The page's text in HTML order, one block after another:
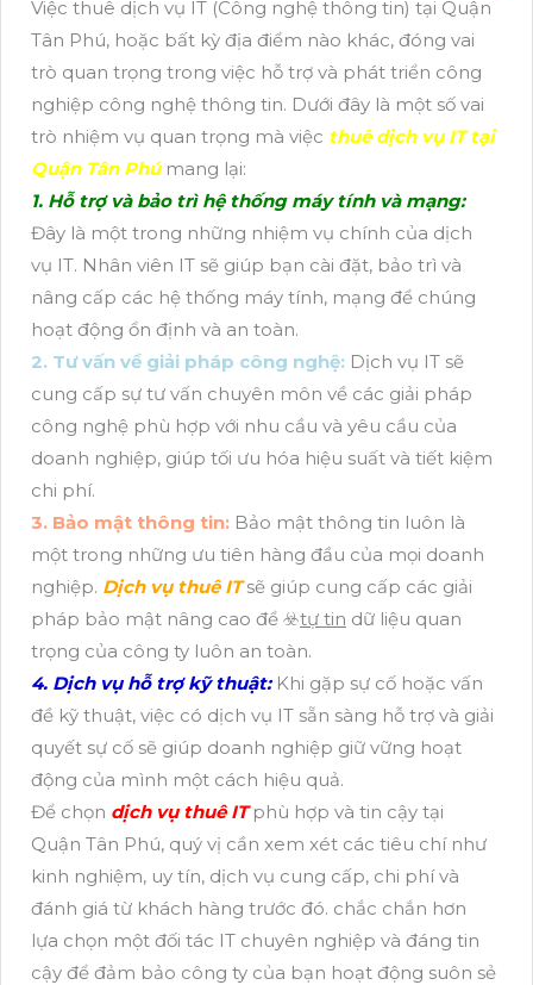
Việc thuê dịch vụ IT (Công nghệ thông tin) tại Quận
Tân Phú, hoặc bất kỳ địa điểm nào khác, đóng vai
trò quan trọng trong việc hỗ trợ và phát triển công
nghiệp công nghệ thông tin. Dưới đây là một số vai
trò nhiệm vụ quan trọng mà việc thuê dịch vụ IT tại
Quận Tân Phúmang lại:
1. Hỗ trợ và bảo trì hệ thống máy tính và mạng:
Đây là một trong những nhiệm vụ chính của dịch
vụ IT. Nhân viên IT sẽ giúp bạn cài đặt, bảo trì và
nâng cấp các hệ thống máy tính, mạng để chúng
hoạt động ổn định và an toàn.
2. Tư vấn về giải pháp công nghệ: Dịch vụ IT sẽ
cung cấp sự tư vấn chuyên môn về các giải pháp
công nghệ phù hợp với nhu cầu và yêu cầu của
doanh nghiệp, giúp tối ưu hóa hiệu suất và tiết kiệm
chi phí.
3. Bảo mật thông tin: Bảo mật thông tin luôn là
một trong những ưu tiên hàng đầu của mọi doanh
nghiệp. Dịch vụ thuê ITsẽ giúp cung cấp các giải
pháp bảo mật nâng cao để ☣️tự tin dữ liệu quan
trọng của công ty luôn an toàn.
4. Dịch vụ hỗ trợ kỹ thuật:Khi gặp sự cố hoặc vấn
đề kỹ thuật, việc có dịch vụ IT sẵn sàng hỗ trợ và giải
quyết sự cố sẽ giúp doanh nghiệp giữ vững hoạt
động của mình một cách hiệu quả.
Để chọn dịch vụ thuê ITphù hợp và tin cậy tại
Quận Tân Phú, quý vị cần xem xét các tiêu chí như
kinh nghiệm, uy tín, dịch vụ cung cấp, chi phí và
đánh giá từ khách hàng trước đó. chắc chắn hơn
lựa chọn một đối tác IT chuyên nghiệp và đáng tin
cậy để đảm bảo công ty của bạn hoạt động suôn sẻ